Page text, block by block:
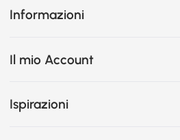
Informazioni
Il mio Account
Ispirazioni